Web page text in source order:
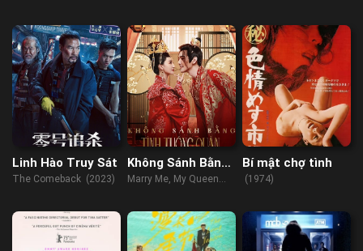
(2023)
Linh Hào Truy Sát
The Comeback (2023)
Không Sánh Bằng
Tình Tướng Quân
Marry Me, My Queen
Bí mật chợ tình
(1974)